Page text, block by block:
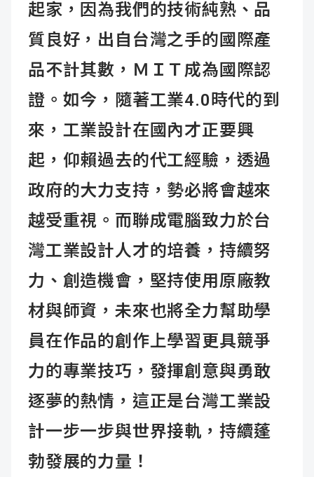
起家，因為我們的技術純熟、品
質良好，出自台灣之手的國際產
品不計其數，ＭＩＴ成為國際認
證。如今，隨著工業4.0時代的到
來，工業設計在國內才正要興
起，仰賴過去的代工經驗，透過
政府的大力支持，勢必將會越來
越受重視。而聯成電腦致力於台
灣工業設計人才的培養，持續努
力、創造機會，堅持使用原廠教
材與師資，未來也將全力幫助學
員在作品的創作上學習更具競爭
力的專業技巧，發揮創意與勇敢
逐夢的熱情，這正是台灣工業設
計一步一步與世界接軌，持續蓬
勃發展的力量！